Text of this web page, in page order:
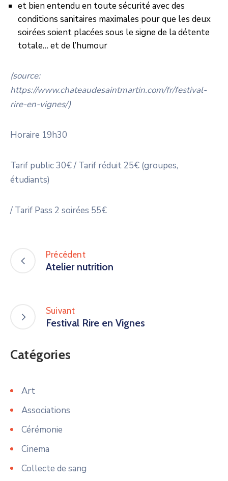
et bien entendu en toute sécurité avec des
conditions sanitaires maximales pour que les deux
soirées soient placées sous le signe de la détente
totale… et de l’humour
(source:
https://www.chateaudesaintmartin.com/fr/festival-
rire-en-vignes/)
Horaire 19h30
Tarif public 30€ / Tarif réduit 25€ (groupes,
étudiants)
/ Tarif Pass 2 soirées 55€
Précédent
Atelier nutrition
Suivant
Festival Rire en Vignes
Catégories
Art
Associations
Cérémonie
Cinema
Collecte de sang